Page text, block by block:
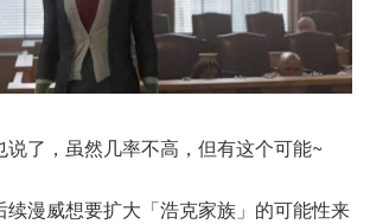
了，虽然几率不高，但有这个可能~
续漫威想要扩大「浩克家族」的可能性来